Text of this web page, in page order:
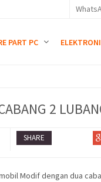
PART PC
2
SHARE
Modif dengan dua